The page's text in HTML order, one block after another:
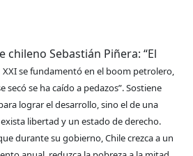
chileno Sebastián Piñera: “El
XXI se fundamentó en el boom petrolero,
secó se ha caído a pedazos”. Sostiene
lograr el desarrollo, sino el de una
libertad y un estado de derecho.
durantesu gobierno, Chile crezca a un